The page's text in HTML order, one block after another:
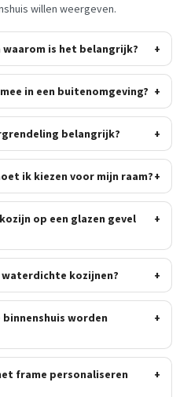
willen weergeven.
waarom is het belangrijk? +
in een buitenomgeving? +
belangrijk? +
ik kiezen voor mijn raam?+
op een glazen gevel
+
kozijnen? +
worden
+
frame personaliseren
+